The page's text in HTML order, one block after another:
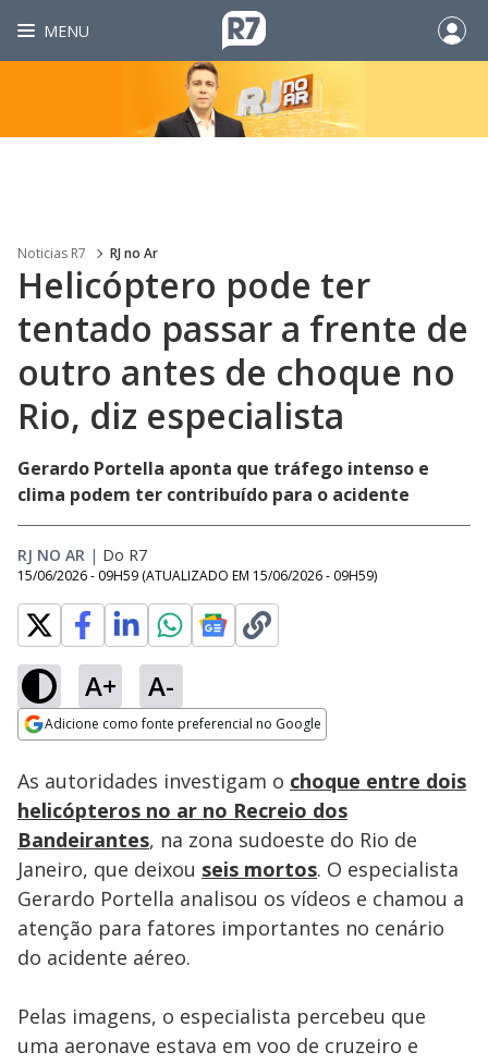
MENU
Noticias R7 RJ no Ar
Helicóptero pode ter
tentado passar a frente de
outro antes de choque no
Rio, diz especialista
Gerardo Portella aponta que tráfego intenso e
clima podem ter contribuído para o acidente
RJ NO AR | Do R7
15/06/2026 - 09H59 (ATUALIZADO EM 15/06/2026 - 09H59)
A+ A-
Adicione como fonte preferencial no Google
Ativar
Loaded:
12.51%
As autoridades investigam o choque entre dois
helicópteros no ar no Recreio dos
Bandeirantes, na zona sudoeste do Rio de
Janeiro, que deixou seis mortos. O especialista
Gerardo Portella analisou os vídeos e chamou a
atenção para fatores importantes no cenário
do acidente aéreo.
Pelas imagens, o especialista percebeu que
uma aeronave estava em voo de cruzeiro e